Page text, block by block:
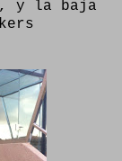
y la baja